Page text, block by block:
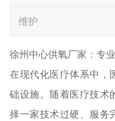
维护
徐州中心供氧厂家：专
在现代化医疗体系中，
础设施。随着医疗技术
择一家技术过硬、服务